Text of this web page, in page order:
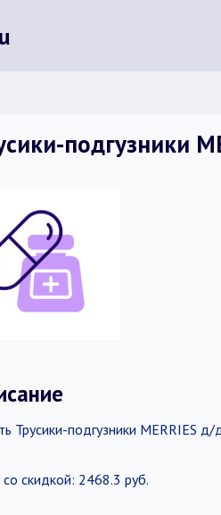
подгузники
Трусики-подгузники MERRIES
скидкой: 2468.3 руб.